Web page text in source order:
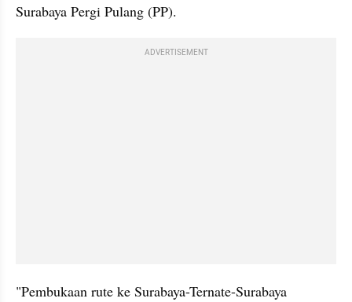
Surabaya Pergi Pulang (PP).
ADVERTISEMENT
"Pembukaan rute ke Surabaya-Ternate-Surabaya